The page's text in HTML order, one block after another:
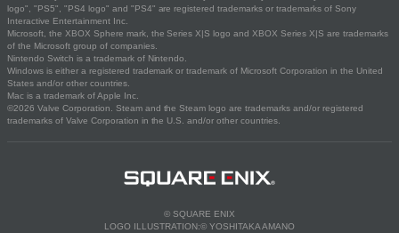
logo", "PS5", "PS4 logo" and "PS4" are registered trademarks or trademarks of Sony
Interactive Entertainment Inc.
Microsoft, the XBOX Sphere mark, the Series X|S logo and XBOX Series X|S are trademarks
of the Microsoft group of companies.
Nintendo Switch is a trademark of Nintendo.
Windows is either a registered trademark or trademark of Microsoft Corporation in the United
States and/or other countries.
Mac is a trademark of Apple Inc.
©2026 Valve Corporation. Steam and the Steam logo are trademarks and/or registered
trademarks of Valve Corporation in the U.S. and/or other countries.
© SQUARE ENIX
LOGO ILLUSTRATION:© YOSHITAKA AMANO